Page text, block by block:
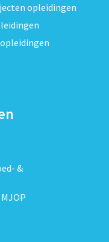
opleidingen
&